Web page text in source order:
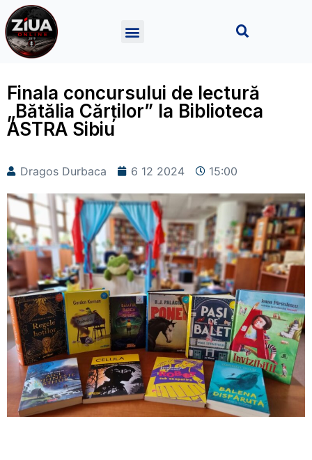
Finala concursului de lectură
„Bătălia Cărţilor” la Biblioteca
ASTRA Sibiu
Dragos Durbaca 6 12 2024 15:00